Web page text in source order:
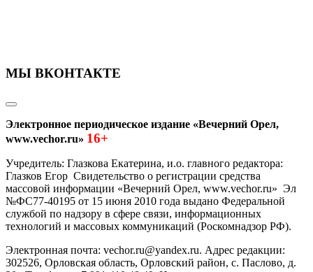
МЫ ВКОНТАКТЕ
Электронное периодическое издание «Вечерний Орел,
www.vechor.ru» 16+
Учредитель: Глазкова Екатерина, и.о. главного редактора:
Глазков Егор Свидетельство о регистрации средства
массовой информации «Вечерний Орел, www.vechor.ru» Эл
№ФС77-40195 от 15 июня 2010 года выдано Федеральной
службой по надзору в сфере связи, информационных
технологий и массовых коммуникаций (Роскомнадзор РФ).
Электронная почта: vechor.ru@yandex.ru. Адрес редакции:
302526, Орловская область, Орловский район, с. Паслово, д.